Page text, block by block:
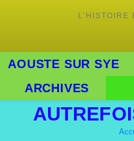
AOUSTE SUR SYE
ARCHIVES